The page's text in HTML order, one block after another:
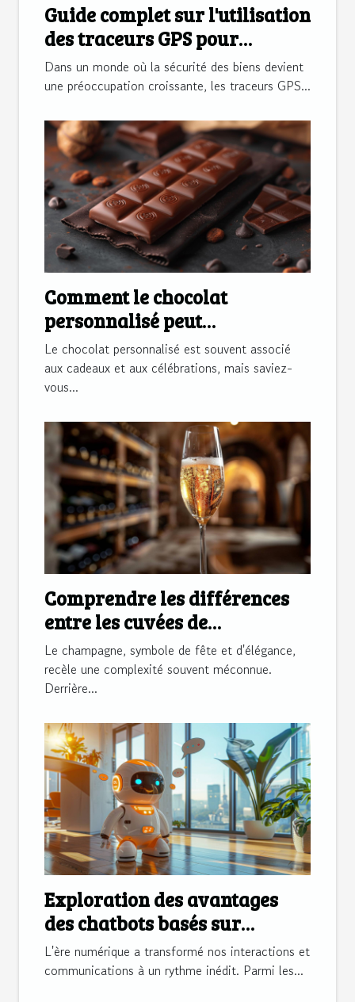
Guide complet sur l'utilisation
des traceurs GPS pour
sécuriser vos biens
Dans un monde où la sécurité des biens devient
une préoccupation croissante, les traceurs GPS...
Comment le chocolat
personnalisé peut
transformer la
communication d'entreprise
Le chocolat personnalisé est souvent associé
aux cadeaux et aux célébrations, mais saviez-
vous...
Comprendre les différences
entre les cuvées de
champagne
Le champagne, symbole de fête et d'élégance,
recèle une complexité souvent méconnue.
Derrière...
Exploration des avantages
des chatbots basés sur
l'intelligence artificielle
L'ère numérique a transformé nos interactions et
communications à un rythme inédit. Parmi les...